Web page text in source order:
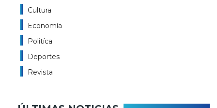
Cultura
Economía
Politíca
Deportes
Revista